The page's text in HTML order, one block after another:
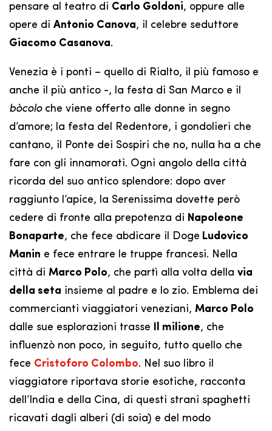
pensare al teatro di Carlo Goldoni, oppure alle
opere di Antonio Canova, il celebre seduttore
Giacomo Casanova.
Venezia è i ponti – quello di Rialto, il più famoso e
anche il più antico -, la festa di San Marco e il
bòcoloche viene offerto alle donne in segno
d’amore; la festa del Redentore, i gondolieri che
cantano, il Ponte dei Sospiri che no, nulla ha a che
fare con gli innamorati. Ogni angolo della città
ricorda del suo antico splendore: dopo aver
raggiunto l’apice, la Serenissima dovette però
cedere di fronte alla prepotenza di Napoleone
Bonaparte, che fece abdicare il Doge Ludovico
Manin e fece entrare le truppe francesi. Nella
città di Marco Polo, che partì alla volta della via
della seta insieme al padre e lo zio. Emblema dei
commercianti viaggiatori veneziani, Marco Polo
dalle sue esplorazioni trasse
Il milione, che
influenzò non poco, in seguito, tutto quello che
fece Cristoforo Colombo. Nel suo libro il
viaggiatore riportava storie esotiche, racconta
dell’India e della Cina, di questi strani spaghetti
ricavati dagli alberi (di soia) e del modo